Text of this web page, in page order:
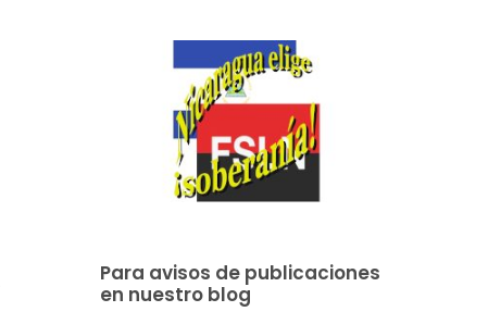
Para avisos de publicaciones
en nuestro blog